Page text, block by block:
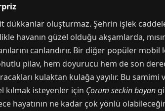
dükkanlar oluşturmaz. Şehrin işlek
havanın güzel olduğu akşamlarda,
canlandırır. Bir diğer popüler
pilav, hem doyurucu hem de son
kulaktan kulağa yayılır. Bu
kılmak isteyenler için Çorum seckin bayan
hayatının ne kadar çok yönlü